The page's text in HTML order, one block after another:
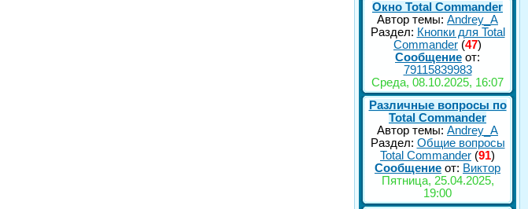
Окно Total Commander
Автор темы: Andrey_A
Раздел: Кнопки для Total
Commander (47)
Сообщение от:
79115839983
Среда, 08.10.2025, 16:07
Различные вопросы по
Total Commander
Автор темы: Andrey_A
Раздел: Общие вопросы
Total Commander (91)
Сообщение от: Виктор
Пятница, 25.04.2025,
19:00